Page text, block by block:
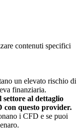
contenuti specifici
un elevato rischio di
finanziaria.
al dettaglio
con questo provider.
i CFD e se puoi